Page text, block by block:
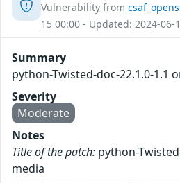
Vulnerability from
15 00:00 - Updated: 2024-06-
Summary
python-Twisted-doc-22.1.0-1.1
Severity
Moderate
Notes
Title of the patch: python-
media